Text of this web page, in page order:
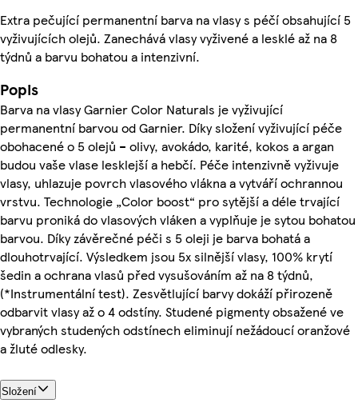
Extra pečující permanentní barva na vlasy s péčí obsahující 5
vyživujících olejů. Zanechává vlasy vyživené a lesklé až na 8
týdnů a barvu bohatou a intenzivní.
Popis
Barva na vlasy Garnier Color Naturals je vyživující
permanentní barvou od Garnier. Díky složení vyživující péče
obohacené o 5 olejů – olivy, avokádo, karité, kokos a argan
budou vaše vlase lesklejší a hebčí. Péče intenzivně vyživuje
vlasy, uhlazuje povrch vlasového vlákna a vytváří ochrannou
vrstvu. Technologie „Color boost“ pro sytější a déle trvající
barvu proniká do vlasových vláken a vyplňuje je sytou bohatou
barvou. Díky závěrečné péči s 5 oleji je barva bohatá a
dlouhotrvající. Výsledkem jsou 5x silnější vlasy, 100% krytí
šedin a ochrana vlasů před vysušováním až na 8 týdnů,
(*Instrumentální test). Zesvětlující barvy dokáží přirozeně
odbarvit vlasy až o 4 odstíny. Studené pigmenty obsažené ve
vybraných studených odstínech eliminují nežádoucí oranžové
a žluté odlesky.
Složení